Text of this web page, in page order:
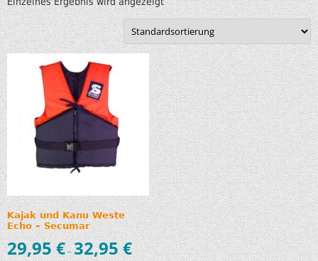
Kajak und Kanu Weste
Echo – Secumar
29,95€–32,95€